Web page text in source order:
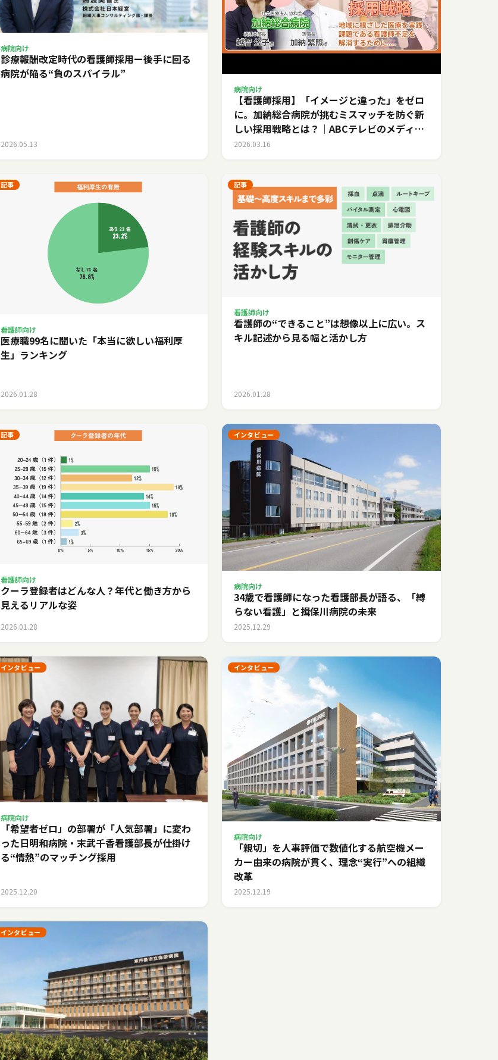
病院向け
診療報酬改定時代の看護師採用ー後手に回る
病院が陥る“負のスパイラル”
2026.05.13
病院向け
【看護師採用】「イメージと違った」をゼロ
に。加納総合病院が挑むミスマッチを防ぐ新
しい採用戦略とは？｜ABCテレビのメディカ
ルキャリア
2026.03.16
記事
看護師向け
医療職99名に聞いた「本当に欲しい福利厚
生」ランキング
2026.01.28
記事
看護師向け
看護師の“できること”は想像以上に広い。ス
キル記述から見る幅と活かし方
2026.01.28
記事
看護師向け
クーラ登録者はどんな人？年代と働き方から
見えるリアルな姿
2026.01.28
インタビュー
病院向け
34歳で看護師になった看護部長が語る、「縛
らない看護」と揖保川病院の未来
2025.12.29
インタビュー
病院向け
「希望者ゼロ」の部署が「人気部署」に変わ
った日――明和病院・末武千香看護部長が仕掛け
る“情熱”のマッチング採用
2025.12.20
インタビュー
病院向け
「親切」を人事評価で数値化する――航空機メー
カー由来の病院が貫く、理念“実行”への組織
改革
2025.12.19
インタビュー